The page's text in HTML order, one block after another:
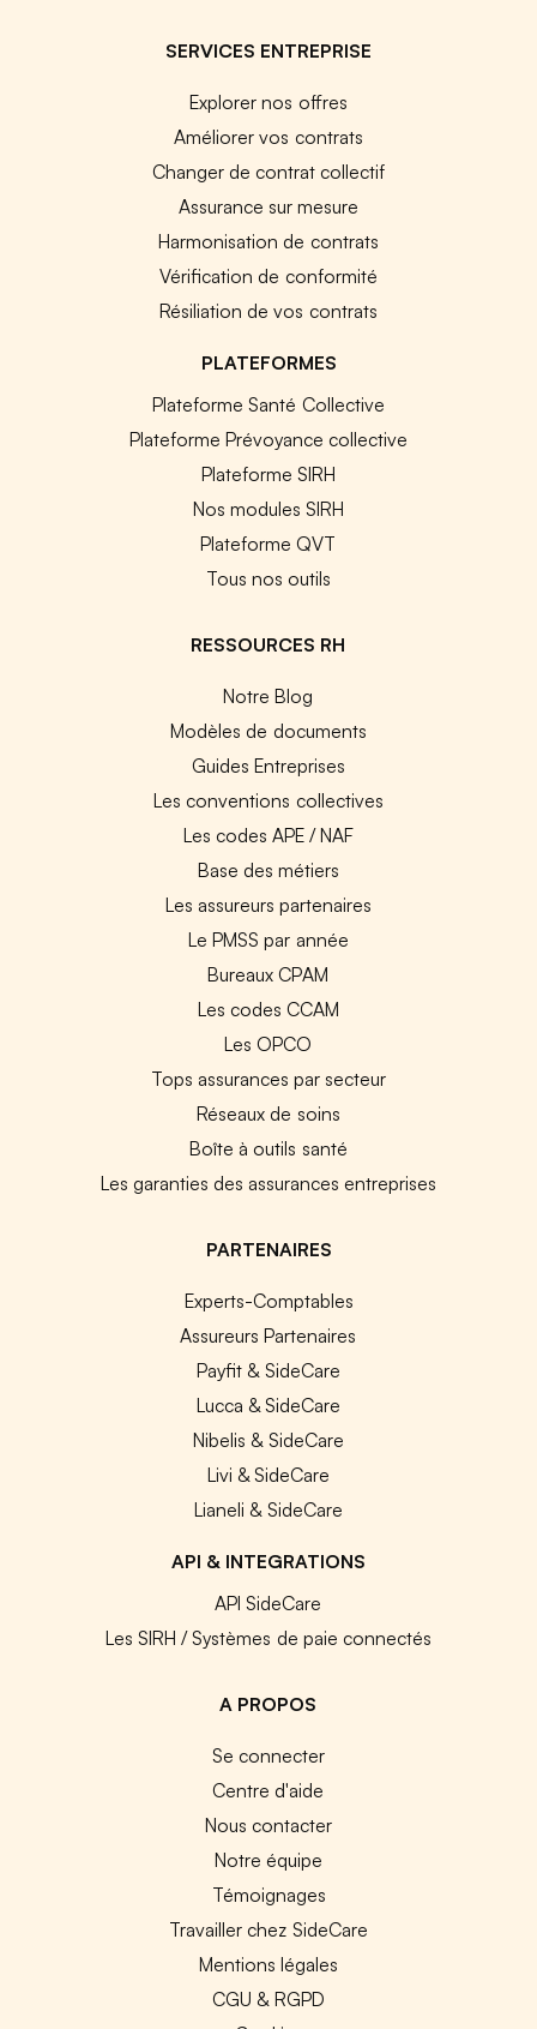
SERVICES ENTREPRISE
Explorer nos offres
Améliorer vos contrats
Changer de contrat collectif
Assurance sur mesure
Harmonisation de contrats
Vérification de conformité
Résiliation de vos contrats
PLATEFORMES
Plateforme Santé Collective
Plateforme Prévoyance collective
Plateforme SIRH
Nos modules SIRH
Plateforme QVT
Tous nos outils
RESSOURCES RH
Notre Blog
Modèles de documents
Guides Entreprises
Les conventions collectives
Les codes APE / NAF
Base des métiers
Les assureurs partenaires
Le PMSS par année
Bureaux CPAM
Les codes CCAM
Les OPCO
Tops assurances par secteur
Réseaux de soins
Boîte à outils santé
Les garanties des assurances entreprises
PARTENAIRES
Experts-Comptables
Assureurs Partenaires
Payfit & SideCare
Lucca & SideCare
Nibelis & SideCare
Livi & SideCare
Lianeli & SideCare
API & INTEGRATIONS
API SideCare
Les SIRH / Systèmes de paie connectés
A PROPOS
Se connecter
Centre d'aide
Nous contacter
Notre équipe
Témoignages
Travailler chez SideCare
Mentions légales
CGU & RGPD